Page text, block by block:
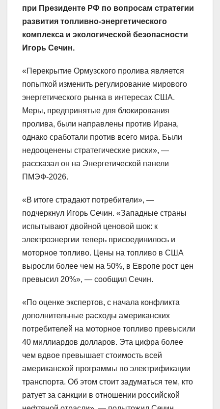
при Президенте РФ по вопросам стратегии
развития топливно-энергетического
комплекса и экологической безопасности
Игорь Сечин.
«Перекрытие Ормузского пролива является
попыткой изменить регулирование мирового
энергетического рынка в интересах США.
Меры, предпринятые для блокирования
пролива, были направлены против Ирана,
однако сработали против всего мира. Были
недооценены стратегические риски», —
рассказал он на Энергетической панели
ПМЭФ-2026.
«В итоге страдают потребители», —
подчеркнул Игорь Сечин. «Западные страны
испытывают двойной ценовой шок: к
электроэнергии теперь присоединилось и
моторное топливо. Цены на топливо в США
выросли более чем на 50%, в Европе рост цен
превысил 20%», — сообщил Сечин.
«По оценке экспертов, с начала конфликта
дополнительные расходы американских
потребителей на моторное топливо превысили
40 миллиардов долларов. Эта цифра более
чем вдвое превышает стоимость всей
американской программы по электрификации
транспорта. Об этом стоит задуматься тем, кто
ратует за санкции в отношении российской